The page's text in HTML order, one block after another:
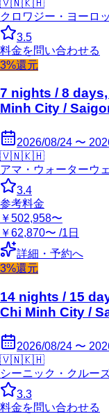
🇻🇳🇰🇭
クロワジー・ヨーロ
3.5
料金を問い合わせる
3%還元
7 nights / 8
Minh City /
2026/08/24 〜
🇻🇳🇰🇭
アマ・ウォーターウ
3.4
参考料金
￥502,958〜
￥62,870〜 /1日
詳細・予約へ
3%還元
14 nights / 15
Chi Minh City /
2026/08/24 〜
🇻🇳🇰🇭
シーニック・クルー
3.3
料金を問い合わせる